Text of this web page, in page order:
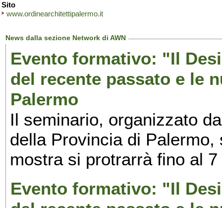
Sito
www.ordinearchitettipalermo.it
News dalla sezione Network di AWN
Evento formativo: "Il
del recente passato e le
Palermo
Il seminario, organizzato
della Provincia di
mostra si protrarrà fino al
Evento formativo: "Il